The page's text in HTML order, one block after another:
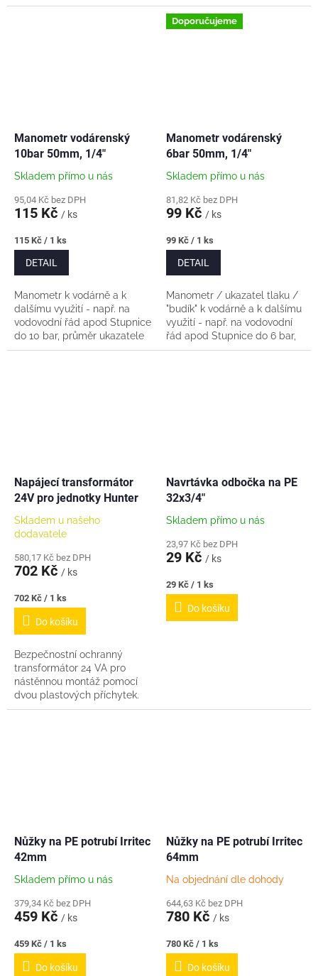
schválení pro kontakt s
manometru 63mm Závit
připojení 1/4". Materiál - plast
tělo a...
Manometr vodárenský
10bar 50mm, 1/4"
Skladem přímo u nás
95,04 Kč bez DPH
115 Kč / ks
Měrná
cena:
115 Kč / 1 ks
DETAIL
Manometr k vodárně a k
dalšímu využití - např. na
vodovodní řád apod Stupnice
do 10 bar, průměr ukazatele
manometru 50mm Závit
Doporučujeme
Manometr vodárenský
6bar 50mm, 1/4"
Skladem přímo u nás
81,82 Kč bez DPH
99 Kč / ks
Měrná
cena:
99 Kč / 1 ks
DETAIL
Manometr / ukazatel tlaku /
"budík" k vodárně a k dalšímu
využití - např. na vodovodní
řád apod Stupnice do 6 bar,
průměr ukazatele
Napájecí transformátor
24V pro jednotky Hunter
Skladem u našeho
dodavatele
580,17 Kč bez DPH
702 Kč / ks
Měrná
cena:
702 Kč / 1 ks
Do košíku
Bezpečnostní ochranný
transformátor 24 VA pro
nástěnnou montáž pomocí
dvou plastových příchytek.
Vhodný pro ovládací
Navrtávka odbočka na PE
32x3/4"
Skladem přímo u nás
23,97 Kč bez DPH
29 Kč / ks
Měrná
cena:
29 Kč / 1 ks
Do košíku
Nůžky na PE potrubí Irritec
42mm
Skladem přímo u nás
379,34 Kč bez DPH
459 Kč / ks
Měrná
cena:
459 Kč / 1 ks
Do košíku
Nůžky na PE potrubí Irritec
64mm
Na objednání dle dohody
644,63 Kč bez DPH
780 Kč / ks
Měrná
cena:
780 Kč / 1 ks
Do košíku